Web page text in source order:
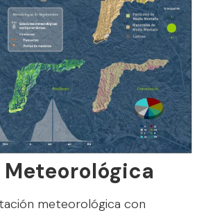
meteorológica con